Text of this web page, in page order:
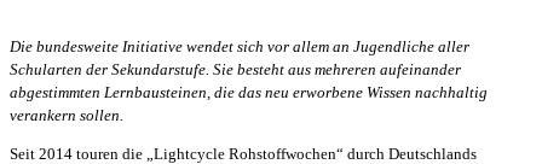
Die bundesweite Initiative wendet sich vor allem an Jugendliche aller
Schularten der Sekundarstufe. Sie besteht aus mehreren aufeinander
abgestimmten Lernbausteinen, die das neu erworbene Wissen nachhaltig
verankern sollen.
Seit 2014 touren die „Lightcycle Rohstoffwochen“ durch Deutschlands